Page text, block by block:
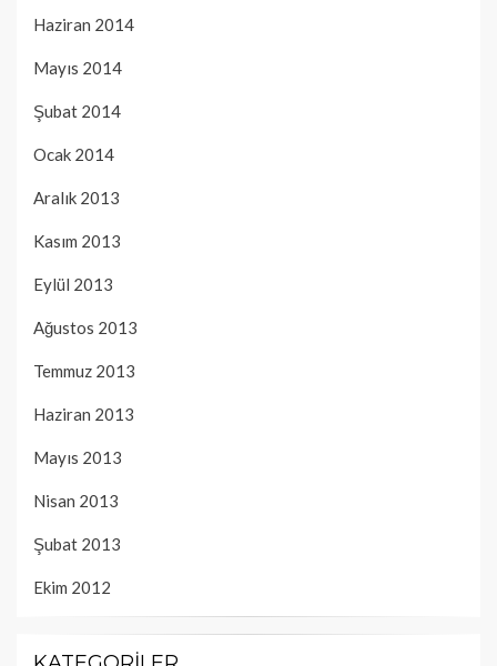
Haziran 2014
Mayıs 2014
Şubat 2014
Ocak 2014
Aralık 2013
Kasım 2013
Eylül 2013
Ağustos 2013
Temmuz 2013
Haziran 2013
Mayıs 2013
Nisan 2013
Şubat 2013
Ekim 2012